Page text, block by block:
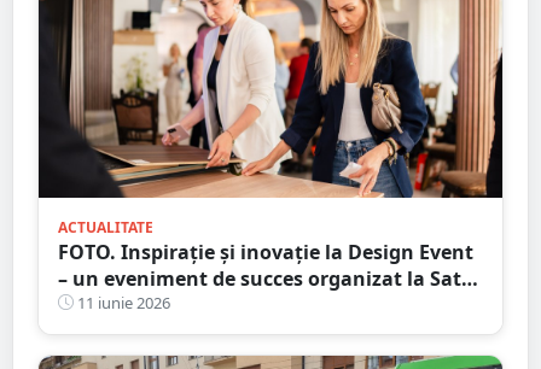
ACTUALITATE
FOTO. Inspirație și inovație la Design Event
– un eveniment de succes organizat la Satu
Mare
11 iunie 2026